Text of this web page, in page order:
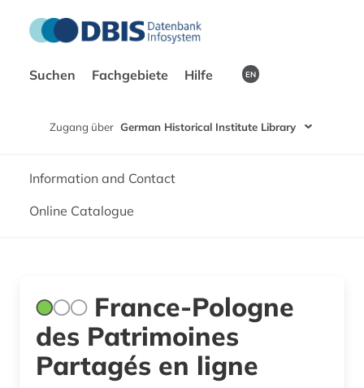
Suchen Fachgebiete Hilfe EN
Zugang über German Historical Institute Library
Information and Contact
Online Catalogue
France-Pologne
des Patrimoines
Partagés en ligne